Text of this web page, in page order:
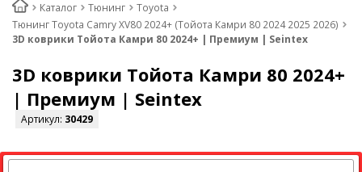
Каталог Тюнинг
Toyota
Тюнинг Toyota Camry XV80 2024+ (Тойота Камри 80 2024 2025 2026)
3D коврики Тойота Камри 80 2024+ | Премиум | Seintex
3D коврики Тойота Камри 80 2024+
| Премиум | Seintex
Артикул: 30429
СКИДКА